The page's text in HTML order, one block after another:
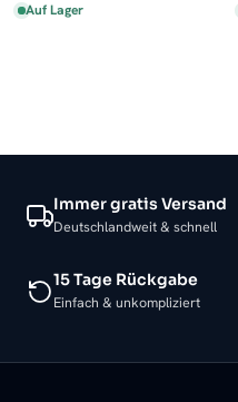
Auf Lager
Immer gratis Versand
Deutschlandweit & schnell
15 Tage Rückgabe
Einfach & unkompliziert